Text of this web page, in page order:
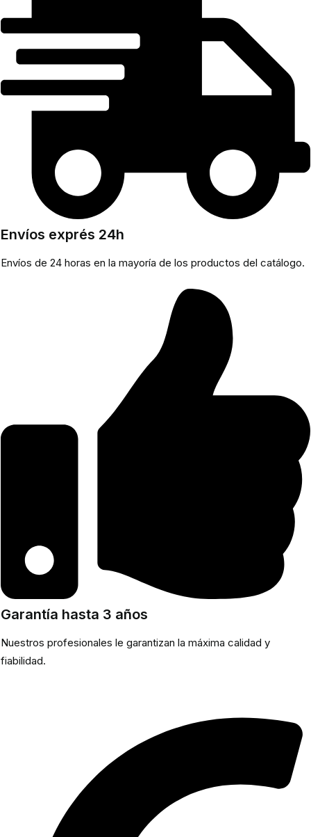
Envíos exprés 24h
Envíos de 24 horas en la mayoría de los productos del catálogo.
Garantía hasta 3 años
Nuestros profesionales le garantizan la máxima calidad y
fiabilidad.